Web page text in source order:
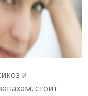
и
стоит